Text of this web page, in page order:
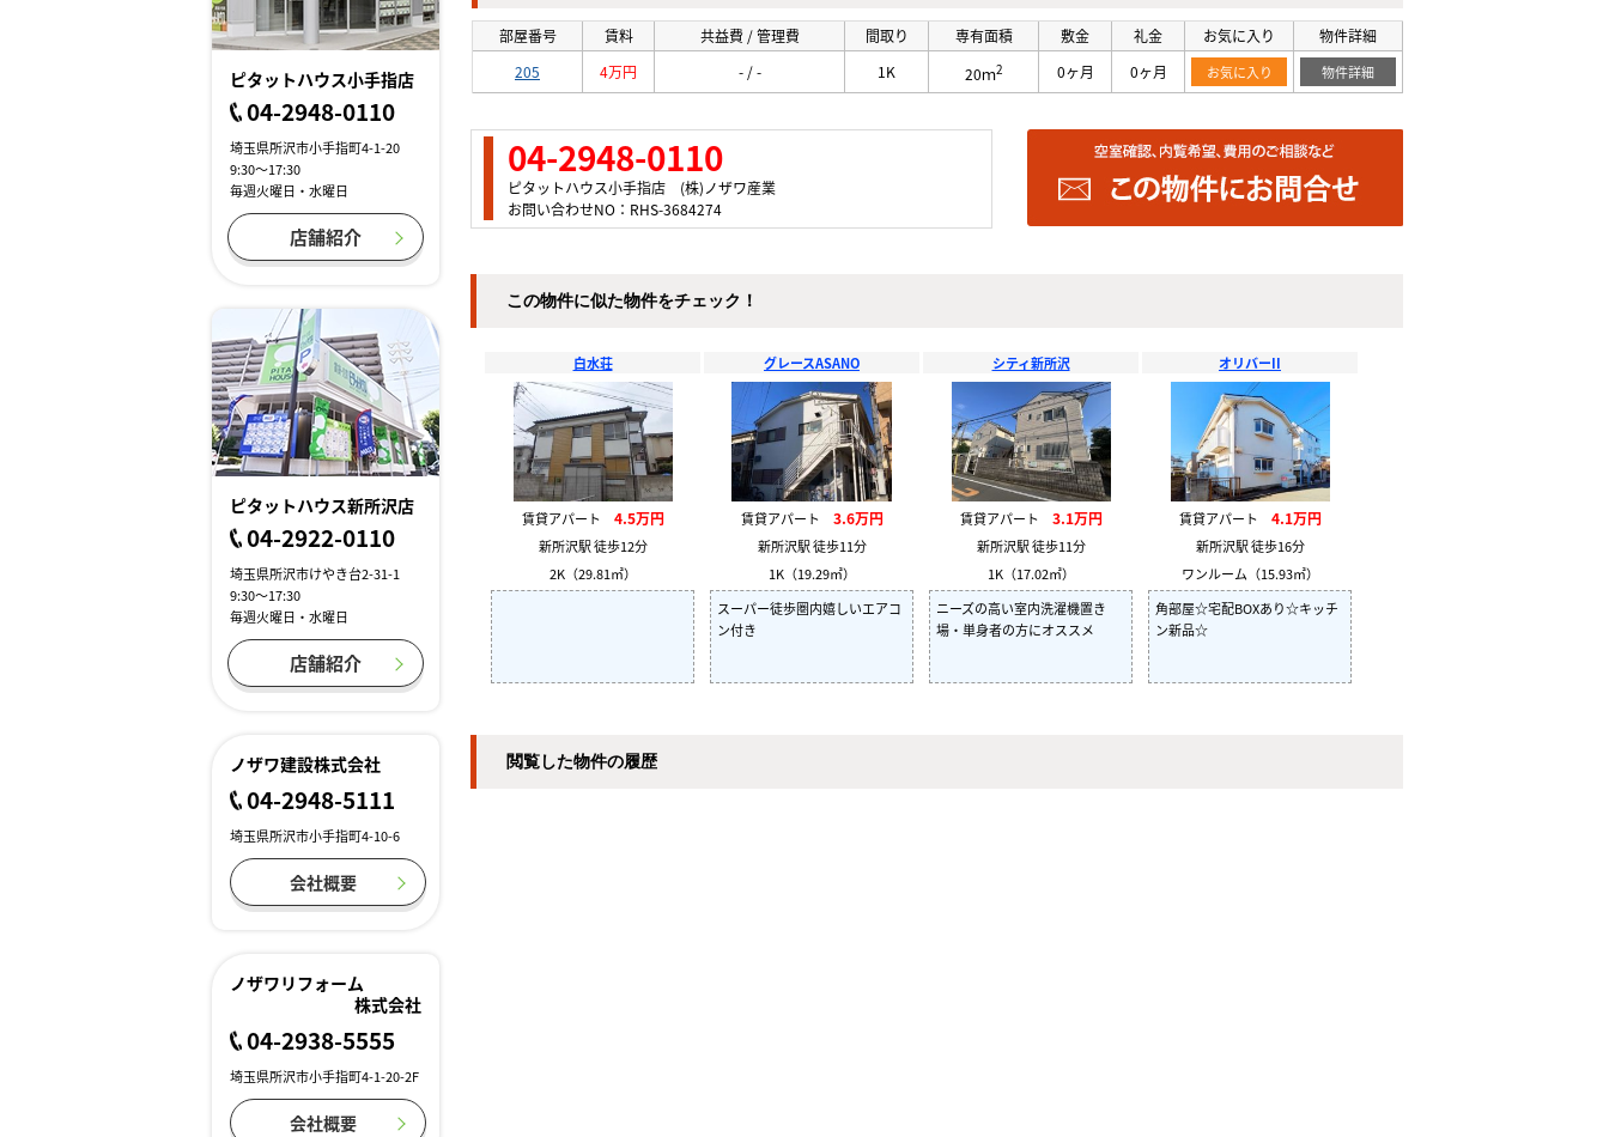
部屋番号 賃料 共益費 / 管理費 間取り 専有面積 敷金 礼金 お気に入り
物件詳細
205
4万円 - / - 1K 20ｍ2 0ヶ月 0ヶ月 お気に入り 物件詳細
04-2948-0110
ピタットハウス小手指店 (株)ノザワ産業
お問い合わせNO：RHS-3684274
この物件に似た物件をチェック！
白水荘
賃貸アパート 4.5万円
新所沢駅 徒歩12分
2K（29.81㎡）
グレースASANO
賃貸アパート 3.6万円
新所沢駅 徒歩11分
1K（19.29㎡）
スーパー徒歩圏内嬉しいエアコ
ン付き
シティ新所沢
賃貸アパート 3.1万円
新所沢駅 徒歩11分
1K（17.02㎡）
ニーズの高い室内洗濯機置き
場・単身者の方にオススメ
オリバーII
賃貸アパート 4.1万円
新所沢駅 徒歩16分
ワンルーム（15.93㎡）
角部屋☆宅配BOXあり☆キッチ
ン新品☆
閲覧した物件の履歴
ピタットハウス小手指店
04-2948-0110
埼玉県所沢市小手指町4-1-20
9:30～17:30
毎週火曜日・水曜日
店舗紹介
ピタットハウス新所沢店
04-2922-0110
埼玉県所沢市けやき台2-31-1
9:30～17:30
毎週火曜日・水曜日
店舗紹介
ノザワ建設株式会社
04-2948-5111
埼玉県所沢市小手指町4-10-6
会社概要
ノザワリフォーム
株式会社
04-2938-5555
埼玉県所沢市小手指町4-1-20-2F
会社概要